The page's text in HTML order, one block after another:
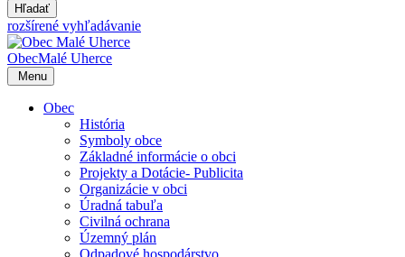
Hľadať
rozšírené vyhľadávanie
ObecMalé Uherce
Menu
Obec
História
Symboly obce
Základné informácie o obci
Projekty a Dotácie- Publicita
Organizácie v obci
Úradná tabuľa
Civilná ochrana
Územný plán
Odpadové hospodárstvo